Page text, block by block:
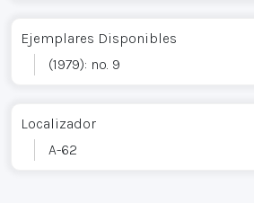
Ejemplares Disponibles
(1979): no. 9
Localizador
A-62